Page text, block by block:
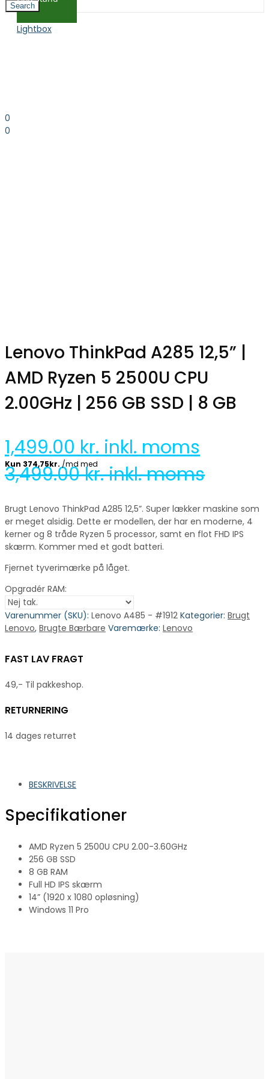
0
0
Search
Lightbox
Lenovo ThinkPad A285 12,5” |
AMD Ryzen 5 2500U CPU
2.00GHz | 256 GB SSD | 8 GB
1,499.00 kr. inkl. moms
3,499.00kr. inkl. moms
Brugt Lenovo ThinkPad A285 12,5”. Super lækker maskine som
er meget alsidig. Dette er modellen, der har en moderne, 4
kerner og 8 tråde Ryzen 5 processor, samt en flot FHD IPS
skærm. Kommer med et godt batteri.
Fjernet tyverimærke på låget.
Opgradér RAM:
Varenummer (SKU): Lenovo A485 - #1912 Kategorier: Brugt
Lenovo, Brugte Bærbare Varemærke: Lenovo
FAST LAV FRAGT
49,- Til pakkeshop.
RETURNERING
14 dages returret
BESKRIVELSE
Specifikationer
AMD Ryzen 5 2500U CPU 2.00-3.60GHz
256 GB SSD
8 GB RAM
Full HD IPS skærm
14” (1920 x 1080 opløsning)
Windows 11 Pro